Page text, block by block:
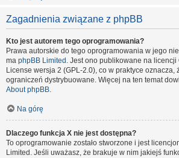
Zagadnienia związane z phpBB
Kto jest autorem tego oprogramowania?
Prawa autorskie do tego oprogramowania w jego
ma phpBB Limited . Jest ono publikowane na
License wersja 2 (GPL-2.0), co w praktyce oznacza,
ograniczeń dystrybuowane. Więcej na ten temat
About phpBB.
Na górę
Dlaczego funkcja X nie jest dostępna?
To oprogramowanie zostało stworzone i jest
Limited. Jeśli uważasz, że brakuje w nim jakiejś